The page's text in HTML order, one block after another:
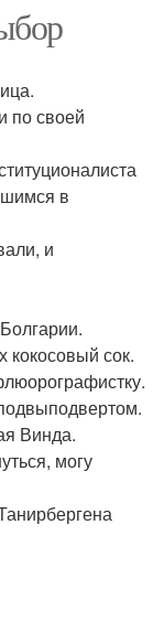
по своей
в
и
кокосовый сок.
Винда.
могу